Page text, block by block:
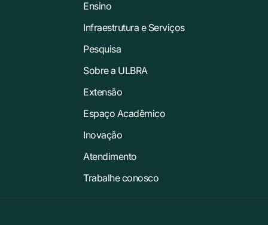
Ensino
Infraestrutura e Serviços
Pesquisa
Sobre a ULBRA
Extensão
Espaço Acadêmico
Inovação
Atendimento
Trabalhe conosco